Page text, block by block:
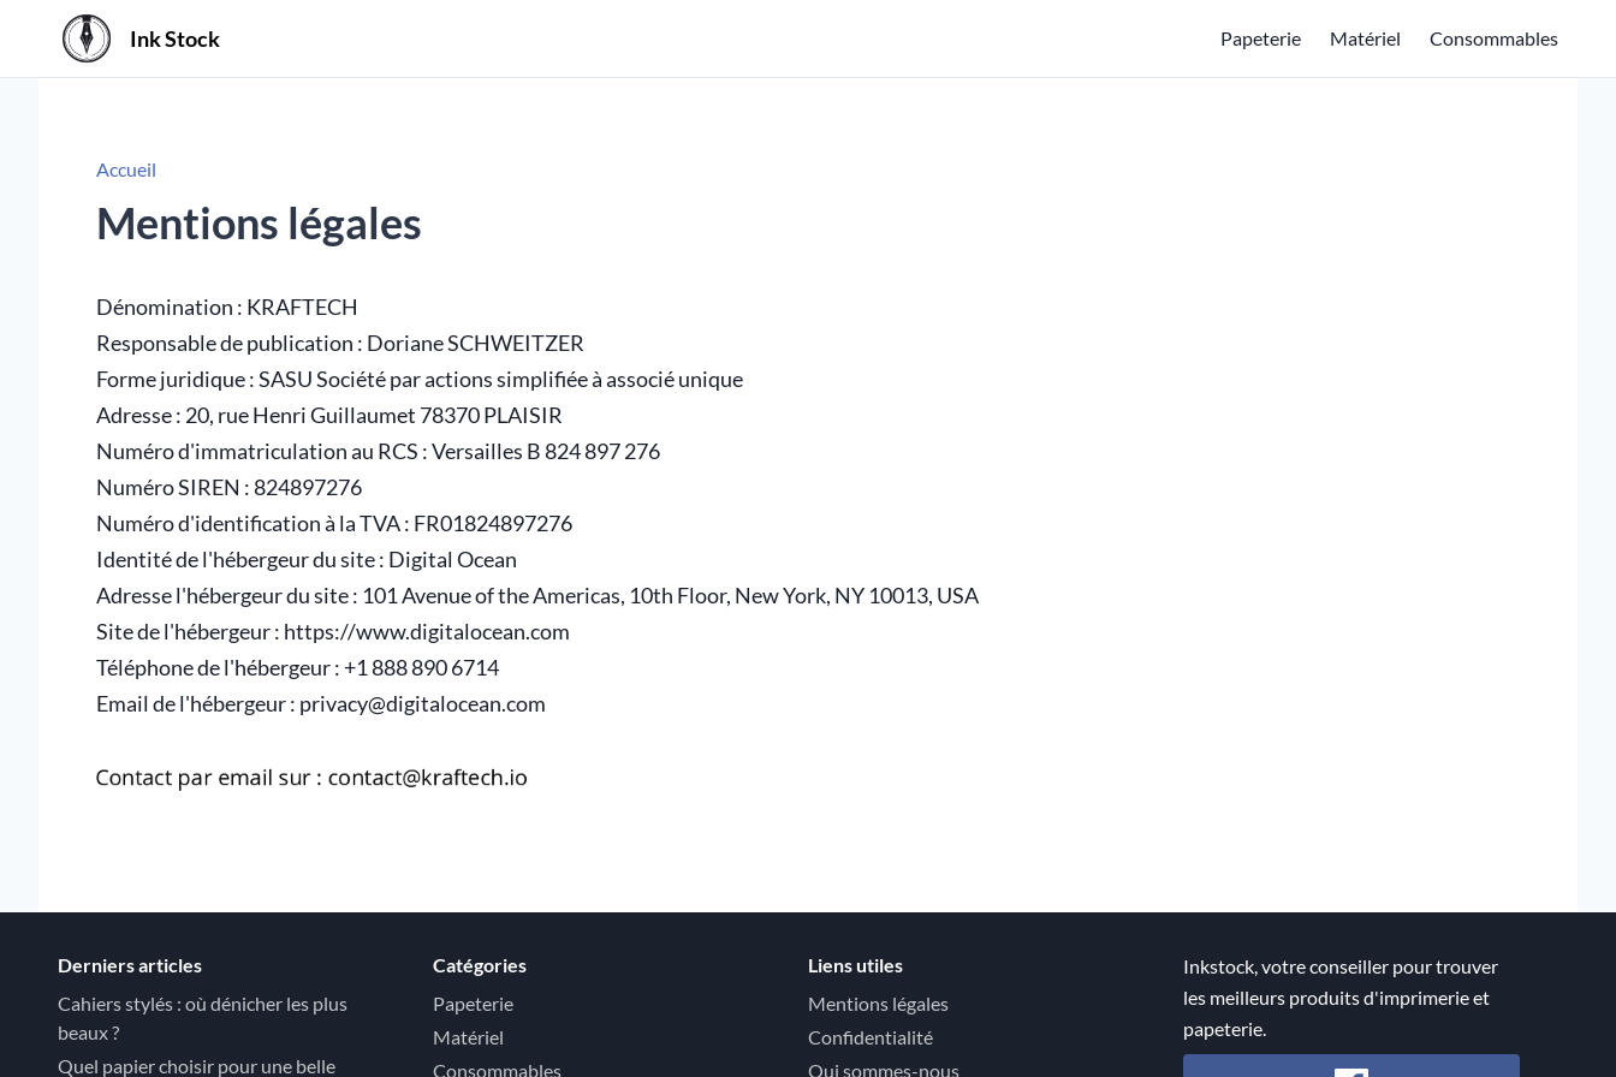
Ink Stock Papeterie Matériel Consommables
Accueil
Mentions légales
Dénomination : KRAFTECH
Responsable de publication : Doriane SCHWEITZER
Forme juridique : SASU Société par actions simplifiée à associé unique
Adresse : 20, rue Henri Guillaumet 78370 PLAISIR
Numéro d'immatriculation au RCS : Versailles B 824 897 276
Numéro SIREN : 824897276
Numéro d'identification à la TVA : FR01824897276
Identité de l'hébergeur du site : Digital Ocean
Adresse l'hébergeur du site : 101 Avenue of the Americas, 10th Floor, New York, NY 10013, USA
Site de l'hébergeur : https://www.digitalocean.com
Téléphone de l'hébergeur : +1 888 890 6714
Email de l'hébergeur : privacy@digitalocean.com
Derniers articles
Cahiers stylés : où dénicher les plus
beaux ?
Quel papier choisir pour une belle
Catégories
Papeterie
Matériel
Consommables
Liens utiles
Mentions légales
Confidentialité
Qui sommes-nous
Inkstock, votre conseiller pour trouver
les meilleurs produits d'imprimerie et
papeterie.